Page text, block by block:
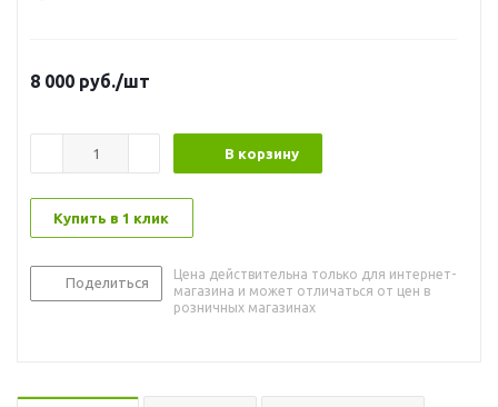
8 000 руб./шт
В корзину
Купить в 1 клик
Поделиться
Цена действительна только для интернет-
магазина и может отличаться от цен в
розничных магазинах